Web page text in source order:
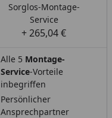
Sorglos-Montage-
Service
+ 265,04 €
Alle 5 Montage-
Service-Vorteile
inbegriffen
Persönlicher
Ansprechpartner